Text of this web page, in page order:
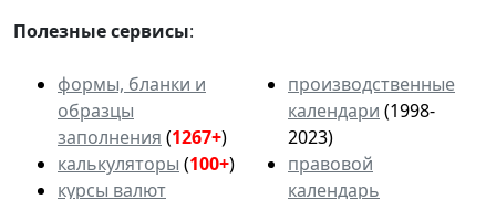
Полезные сервисы:
формы, бланки и
образцы
заполнения (1267+)
калькуляторы (100+)
курсы валют
производственные
календари (1998-
2023)
правовой
календарь